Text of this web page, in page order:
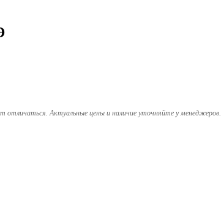
отличаться. Актуальные цены и наличие уточняйте у менеджеров.